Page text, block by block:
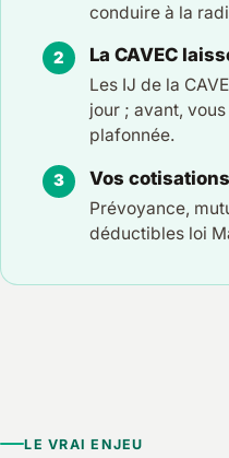
conduire à la
La CAVEC
Les IJ de la
jour ; avant,
plafonnée.
Vos
Prévoyance,
déductibles loi
LE VRAI ENJEU